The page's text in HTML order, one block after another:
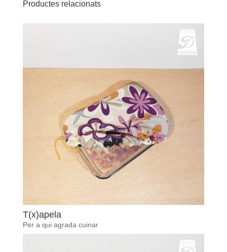
Productes relacionats
T(x)apela
Per a qui agrada cuinar